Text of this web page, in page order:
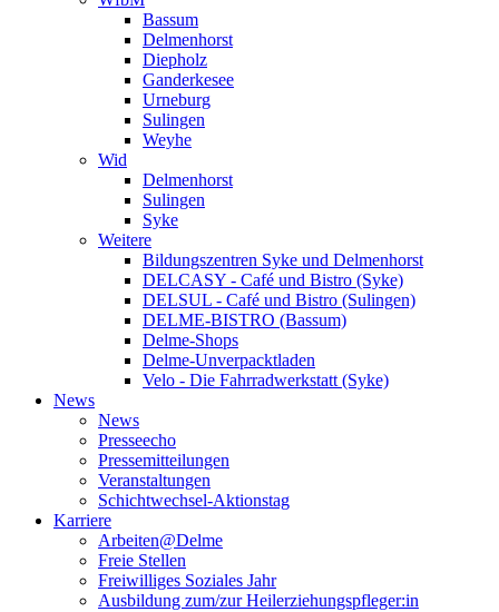
Bassum
Delmenhorst
Diepholz
Ganderkesee
Urneburg
Sulingen
Weyhe
Wid
Delmenhorst
Sulingen
Syke
Weitere
Bildungszentren Syke und Delmenhorst
DELCASY - Café und Bistro (Syke)
DELSUL - Café und Bistro (Sulingen)
DELME-BISTRO (Bassum)
Delme-Shops
Delme-Unverpacktladen
Velo - Die Fahrradwerkstatt (Syke)
News
News
Presseecho
Pressemitteilungen
Veranstaltungen
Schichtwechsel-Aktionstag
Karriere
Arbeiten@Delme
Freie Stellen
Freiwilliges Soziales Jahr
Ausbildung zum/zur Heilerziehungspfleger:in